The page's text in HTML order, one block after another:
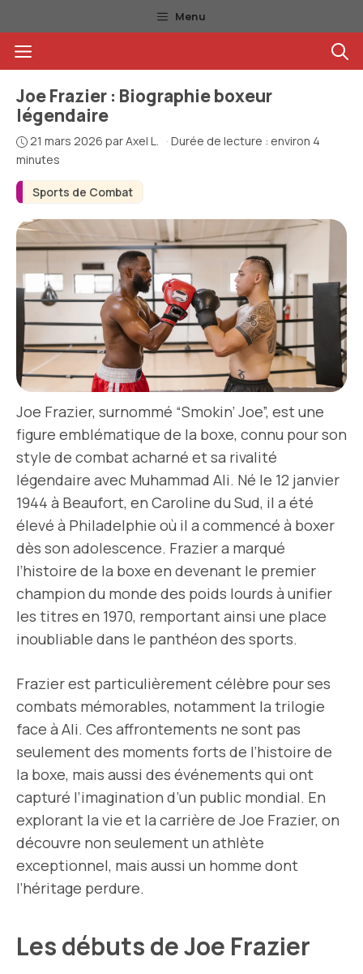
au
contenu
Menu
Menu
Sports de Combat
Joe Frazier : Biographie boxeur
légendaire
21 mars 2026 parAxel L. · Durée de lecture : environ 4
minutes
Joe Frazier, surnommé “Smokin’ Joe”, est une
figure emblématique de la boxe, connu pour son
style de combat acharné et sa rivalité
légendaire avec Muhammad Ali. Né le 12 janvier
1944 à Beaufort, en Caroline du Sud, il a été
élevé à Philadelphie où il a commencé à boxer
dès son adolescence. Frazier a marqué
l’histoire de la boxe en devenant le premier
champion du monde des poids lourds à unifier
les titres en 1970, remportant ainsi une place
inoubliable dans le panthéon des sports.
Frazier est particulièrement célèbre pour ses
combats mémorables, notamment la trilogie
face à Ali. Ces affrontements ne sont pas
seulement des moments forts de l’histoire de
la boxe, mais aussi des événements qui ont
capturé l’imagination d’un public mondial. En
explorant la vie et la carrière de Joe Frazier, on
découvre non seulement un athlète
exceptionnel, mais aussi un homme dont
l’héritage perdure.
Les débuts de Joe Frazier